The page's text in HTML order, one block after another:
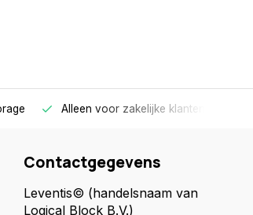
Alleen voor zakelijke klanten
Contactgegevens
Leventis© (handelsnaam van
Logical Block B.V.)